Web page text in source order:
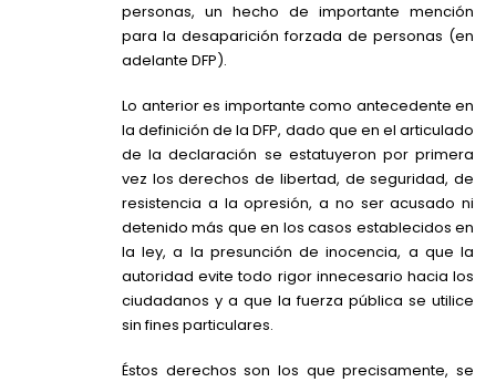
personas, un hecho de importante mención
para la desaparición forzada de personas (en
adelante DFP).
Lo anterior es importante como antecedente en
la definición de la DFP, dado que en el articulado
de la declaración se estatuyeron por primera
vez los derechos de libertad, de seguridad, de
resistencia a la opresión, a no ser acusado ni
detenido más que en los casos establecidos en
la ley, a la presunción de inocencia, a que la
autoridad evite todo rigor innecesario hacia los
ciudadanos y a que la fuerza pública se utilice
sin fines particulares.
Éstos derechos son los que precisamente, se